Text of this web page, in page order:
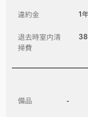
違約金 1
退去時室内清
掃費
備品 -